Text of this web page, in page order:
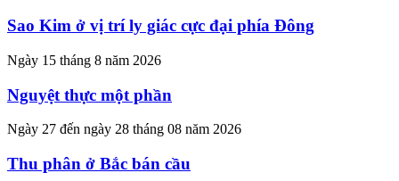
Sao Kim ở vị trí ly giác cực đại phía Đông
Ngày 15 tháng 8 năm 2026
Nguyệt thực một phần
Ngày 27 đến ngày 28 tháng 08 năm 2026
Thu phân ở Bắc bán cầu